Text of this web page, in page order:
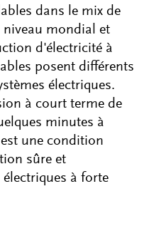
dans le mix de
mondial et
d'électricité à
posent différents
électriques.
à court terme de
minutes à
une condition
sûre et
à forte